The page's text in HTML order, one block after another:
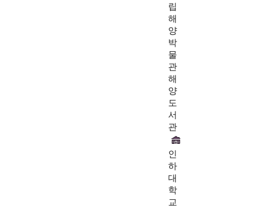
립
해
양
박
물
관
해
양
도
서
관
인
하
대
학
교